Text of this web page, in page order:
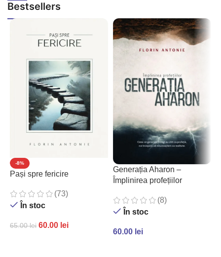
Bestsellers
-8%
Pași spre fericire
(73)
În stoc
65.00lei 60.00 lei
Generația Aharon –
Împlinirea profețiilor
(8)
În stoc
60.00 lei